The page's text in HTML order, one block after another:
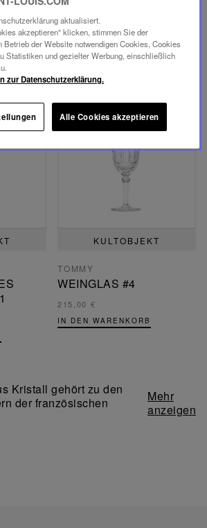
225,00 €
NICHT AUF LAGER
KULTOBJEKT
TOMMY
WEINGLAS #4
215,00 €
IN DEN WARENKORB
Kristall gehört zu den
der französischen
aktualisiert.
akzeptieren" klicken, stimmen Sie der
Betrieb der Website notwendigen Cookies, Cookies
Statistiken und gezielter Werbung, einschließlich
zur Datenschutzerklärung.
Alle Cookies akzeptieren